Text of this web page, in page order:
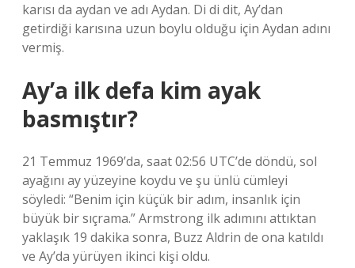
karısı da aydan ve adı Aydan. Di di dit, Ay’dan
getirdiği karısına uzun boylu olduğu için Aydan adını
vermiş.
Ay’a ilk defa kim ayak
basmıştır?
21 Temmuz 1969’da, saat 02:56 UTC’de döndü, sol
ayağını ay yüzeyine koydu ve şu ünlü cümleyi
söyledi: “Benim için küçük bir adım, insanlık için
büyük bir sıçrama.” Armstrong ilk adımını attıktan
yaklaşık 19 dakika sonra, Buzz Aldrin de ona katıldı
ve Ay’da yürüyen ikinci kişi oldu.